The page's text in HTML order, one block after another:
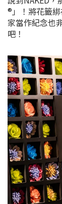
®」！將花籤
家當作紀念也
吧！